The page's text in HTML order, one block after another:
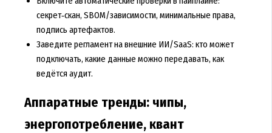
секрет‑скан, SBOM/зависимости, минимальные права,
подпись артефактов.
Заведите регламент на внешние ИИ/SaaS: кто может
подключать, какие данные можно передавать, как
ведётся аудит.
Аппаратные тренды: чипы,
энергопотребление, квант